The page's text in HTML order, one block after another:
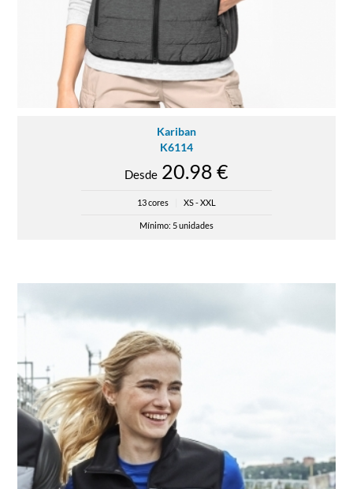
Kariban
K6114
Desde 20.98 €
13 cores XS - XXL
Mínimo: 5 unidades